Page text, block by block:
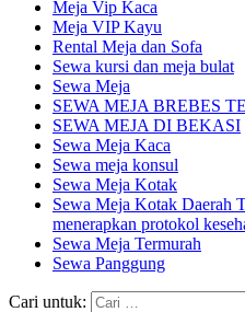
Meja Vip Kaca
Meja VIP Kayu
Rental Meja dan Sofa
Sewa kursi dan meja bulat
Sewa Meja
SEWA MEJA BREBES
SEWA MEJA DI BEKASI
Sewa Meja Kaca
Sewa meja konsul
Sewa Meja Kotak
Sewa Meja Kotak Daerah
menerapkan protokol
Sewa Meja Termurah
Sewa Panggung
Cari untuk: